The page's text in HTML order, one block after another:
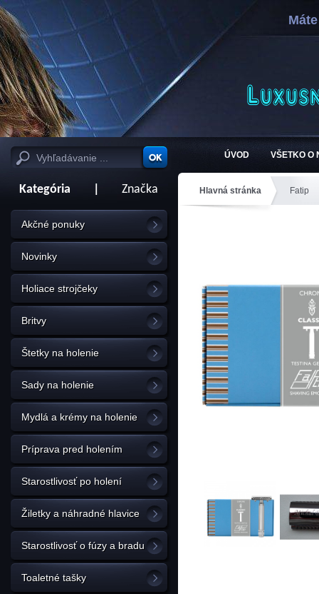
ÚVOD VŠETKO O
Kategória Značka
Akčné ponuky
Novinky
Holiace strojčeky
Britvy
Štetky na holenie
Sady na holenie
Mydlá a krémy na holenie
Príprava pred holením
Starostlivosť po holení
Žiletky a náhradné hlavice
Starostlivosť o fúzy a bradu
Toaletné tašky
Hlavná stránka Fatip